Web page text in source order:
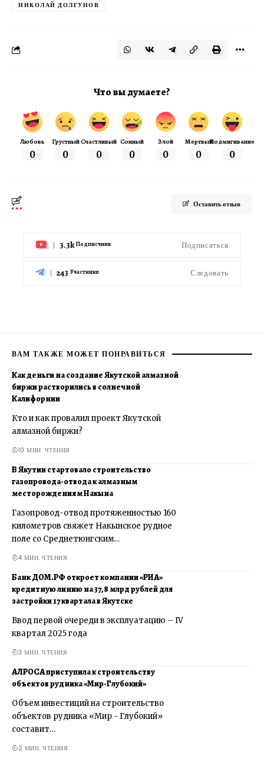
НИКОЛАЙ ДОЛГУНОВ
Что вы думаете?
Любовь
0
Грустный
0
Счастливый
0
Сонный
0
Злой
0
Мертвый
0
Подмигивание
0
Оставить отзыв
3.3k Подписчики Подписаться
243 Участники Следовать
ВАМ ТАКЖЕ МОЖЕТ ПОНРАВИТЬСЯ
Как деньги на создание Якутской алмазной
биржи растворились в солнечной
Калифорнии
Кто и как провалил проект Якутской
алмазной биржи?
10 МИН. ЧТЕНИЯ
В Якутии стартовало строительство
газопровода-отвода к алмазным
месторождениям Накына
Газопровод-отвод протяженностью 160
километров свяжет Накынское рудное
поле со Среднетюнгским…
4 МИН. ЧТЕНИЯ
Банк ДОМ.РФ откроет компании «РИА»
кредитную линию на 37,8 млрд рублей для
застройки 17 квартала в Якутске
Ввод первой очереди в эксплуатацию – IV
квартал 2025 года
3 МИН. ЧТЕНИЯ
АЛРОСА приступила к строительству
объектов рудника «Мир-Глубокий»
Объем инвестиций на строительство
объектов рудника «Мир - Глубокий»
составит…
2 МИН. ЧТЕНИЯ